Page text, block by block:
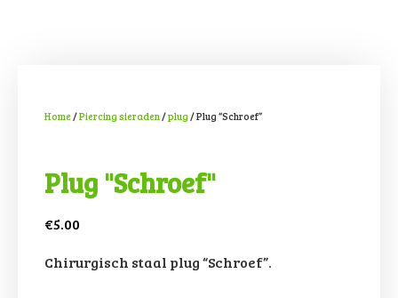
Home /Piercing sieraden /plug / Plug “Schroef”
Plug "Schroef"
€5.00
Chirurgisch staal plug “Schroef”.